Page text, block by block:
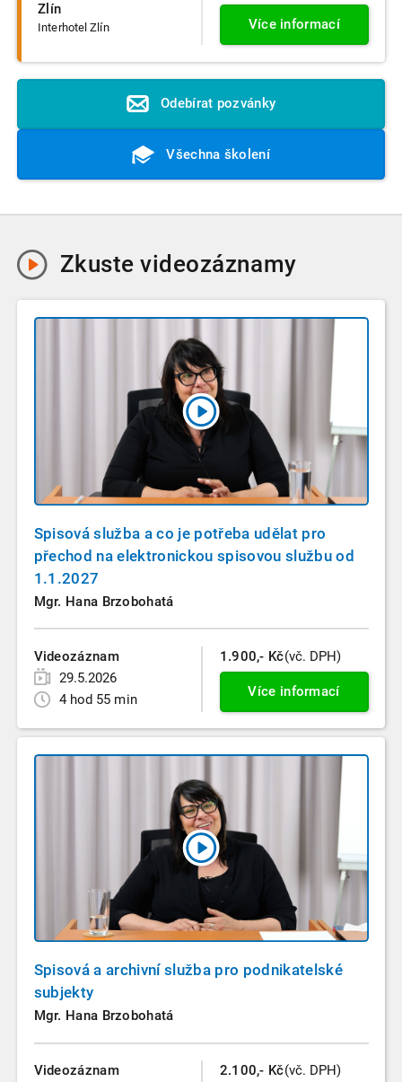
Zlín
Interhotel Zlín Více informací
Odebírat pozvánky
Všechna školení
Zkustevideozáznamy
Spisová služba a co je potřeba udělat pro
přechod na elektronickou spisovou službu od
1.1.2027
Mgr. Hana Brzobohatá
Videozáznam
29.5.2026
4 hod 55 min
1.900,- Kč(vč. DPH)
Více informací
Spisová a archivní služba pro podnikatelské
subjekty
Mgr. Hana Brzobohatá
Videozáznam 2.100,- Kč(vč. DPH)